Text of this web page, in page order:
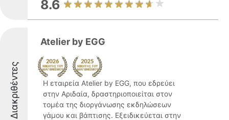
8.6
Διακριθέντες
Atelier by EGG
Η εταιρεία Atelier by EGG, που εδρεύει
στην Αριδαία, δραστηριοποιείται στον
τομέα της διοργάνωσης εκδηλώσεων
γάμου και βάπτισης. Εξειδικεύεται στην